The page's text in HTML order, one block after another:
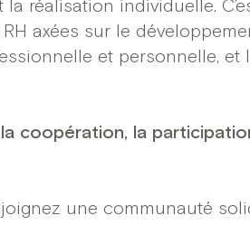
réalisation individuelle.
axées sur le
et personnelle, et
coopération, la
une communauté